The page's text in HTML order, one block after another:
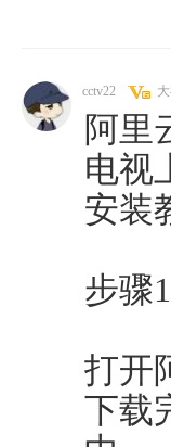
cctv22
阿里
电视
安装
步骤
打开
下载